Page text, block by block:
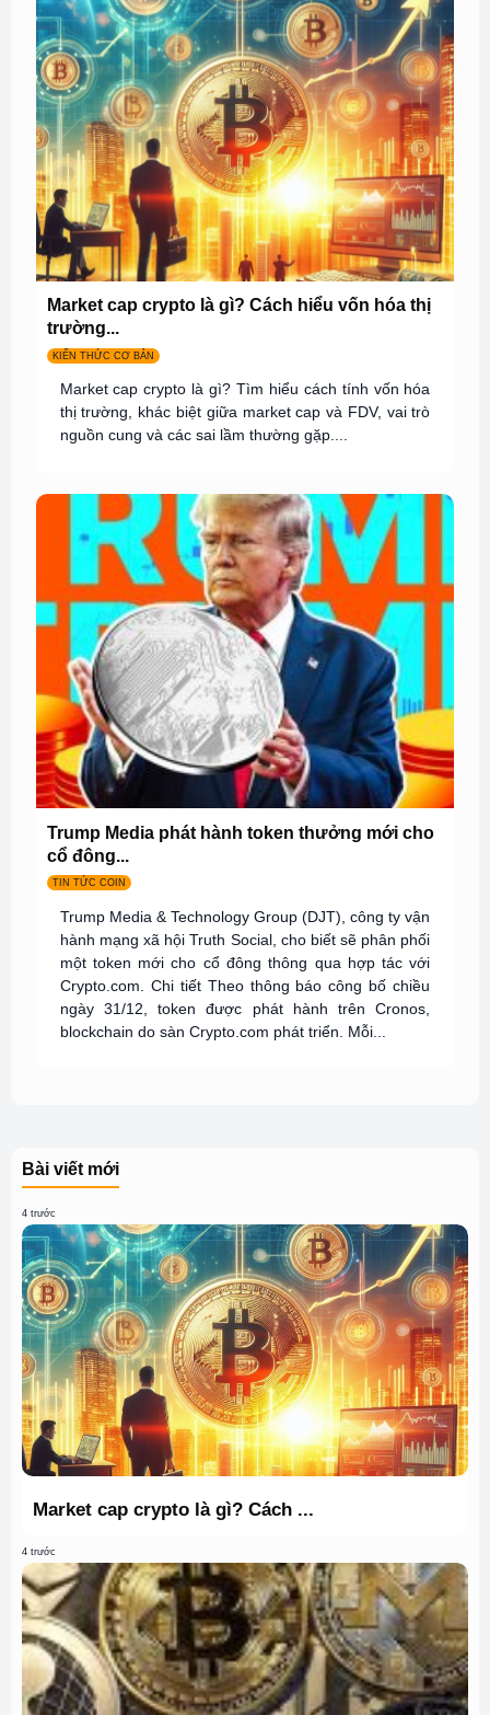
Market cap crypto là gì? Cách hiểu vốn hóa thị
trường...
KIẾN THỨC CƠ BẢN
Market cap crypto là gì? Tìm hiểu cách tính vốn hóa
thị trường, khác biệt giữa market cap và FDV, vai trò
nguồn cung và các sai lầm thường gặp....
Trump Media phát hành token thưởng mới cho
cổ đông...
TIN TỨC COIN
Trump Media & Technology Group (DJT), công ty vận
hành mạng xã hội Truth Social, cho biết sẽ phân phối
một token mới cho cổ đông thông qua hợp tác với
Crypto.com. Chi tiết Theo thông báo công bố chiều
ngày 31/12, token được phát hành trên Cronos,
blockchain do sàn Crypto.com phát triển. Mỗi...
Bài viết mới
4 trước
Market cap crypto là gì? Cách ...
4 trước